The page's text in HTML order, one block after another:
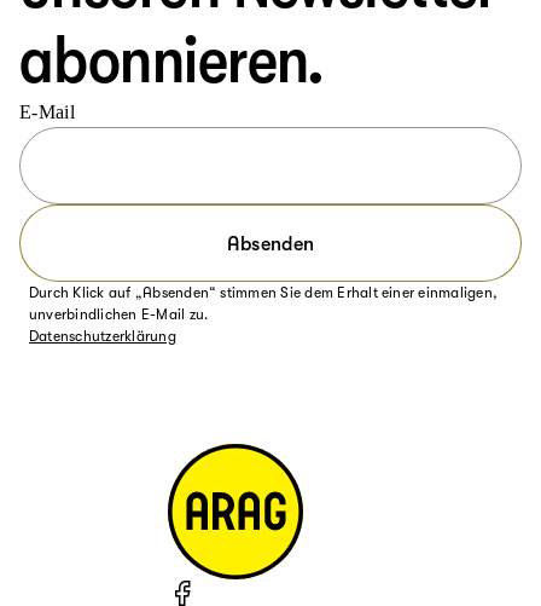
abonnieren.
E-Mail
Absenden
Durch Klick auf „Absenden“ stimmen Sie dem Erhalt einer einmaligen,
unverbindlichen E-Mail zu.
Datenschutzerklärung